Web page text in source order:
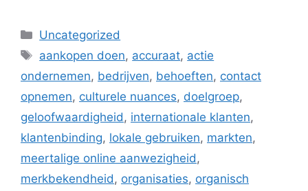
Categorieën
Uncategorized
Tags
aankopen doen, accuraat, actie
ondernemen, bedrijven, behoeften, contact
opnemen, culturele nuances, doelgroep,
geloofwaardigheid , internationale klanten,
klantenbinding, lokale gebruiken, markten,
meertalige online aanwezigheid ,
merkbekendheid , organisaties, organisch